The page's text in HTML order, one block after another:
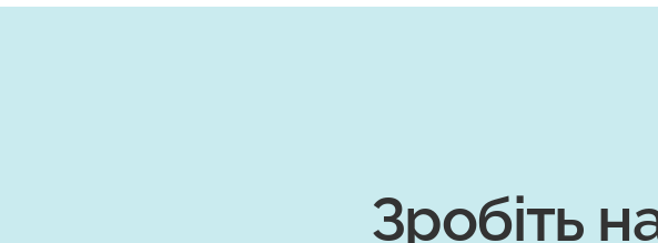
Зробіть